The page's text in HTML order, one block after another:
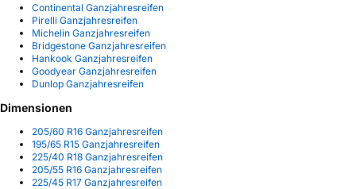
Continental Ganzjahresreifen
Pirelli Ganzjahresreifen
Michelin Ganzjahresreifen
Bridgestone Ganzjahresreifen
Hankook Ganzjahresreifen
Goodyear Ganzjahresreifen
Dunlop Ganzjahresreifen
Dimensionen
205/60 R16 Ganzjahresreifen
195/65 R15 Ganzjahresreifen
225/40 R18 Ganzjahresreifen
205/55 R16 Ganzjahresreifen
225/45 R17 Ganzjahresreifen